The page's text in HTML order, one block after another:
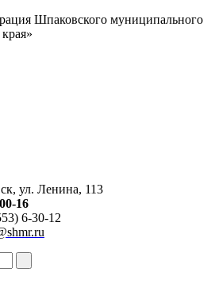
Шпаковского муниципального
ул. Ленина, 113
16
6-30-12